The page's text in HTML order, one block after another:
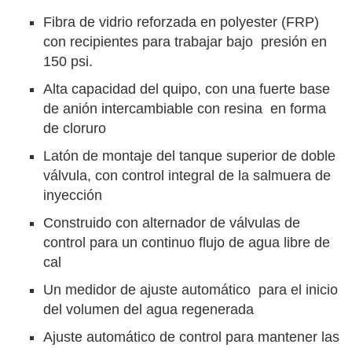
Fibra de vidrio reforzada en polyester (FRP)
con recipientes para trabajar bajo presión en
150 psi.
Alta capacidad del quipo, con una fuerte base
de anión intercambiable con resina en forma
de cloruro
Latón de montaje del tanque superior de doble
válvula, con control integral de la salmuera de
inyección
Construido con alternador de válvulas de
control para un continuo flujo de agua libre de
cal
Un medidor de ajuste automático para el inicio
del volumen del agua regenerada
Ajuste automático de control para mantener las